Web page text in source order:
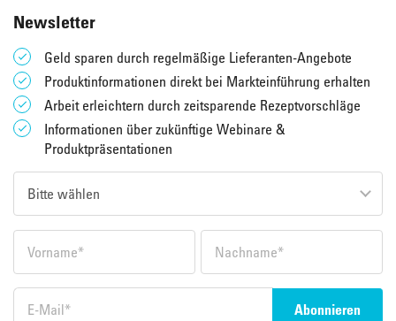
Newsletter
Geld sparen durch regelmäßige Lieferanten-Angebote
Produktinformationen direkt bei Markteinführung erhalten
Arbeit erleichtern durch zeitsparende Rezeptvorschläge
Informationen über zukünftige Webinare &
Produktpräsentationen